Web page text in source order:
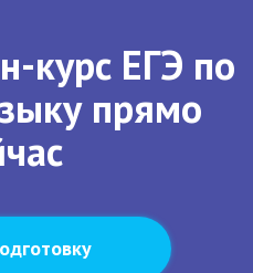
курс ЕГЭ по
прямо